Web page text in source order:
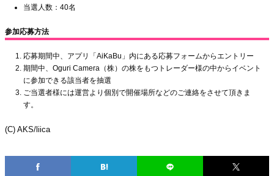
当選人数：40名
参加応募方法
応募期間中、アプリ「AiKaBu」内にある応募フォームからエントリー
期間中、Oguri Camera（株）の株をもつトレーダー様の中からイベント
に参加できる該当者を抽選
ご当選者様には運営より個別で開催場所などのご連絡をさせて頂きま
す。
(C) AKS/liica